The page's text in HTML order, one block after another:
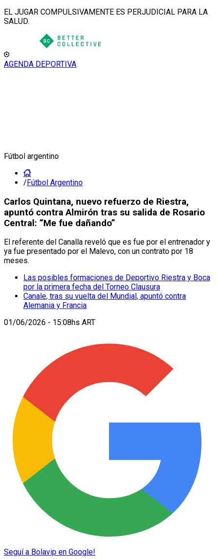
EL JUGAR COMPULSIVAMENTE ES PERJUDICIAL PARA LA
SALUD.
AGENDA DEPORTIVA
Fútbol argentino
/Fútbol Argentino
Carlos Quintana, nuevo refuerzo de Riestra,
apuntó contra Almirón tras su salida de Rosario
Central: “Me fue dañando”
El referente del Canalla reveló que es fue por el entrenador y
ya fue presentado por el Malevo, con un contrato por 18
meses.
Las posibles formaciones de Deportivo Riestra y Boca
por la primera fecha del Torneo Clausura
Canale, tras su vuelta del Mundial, apuntó contra
Alemania y Francia
01/06/2026 - 15:08hs ART
Seguí a Bolavip en Google!